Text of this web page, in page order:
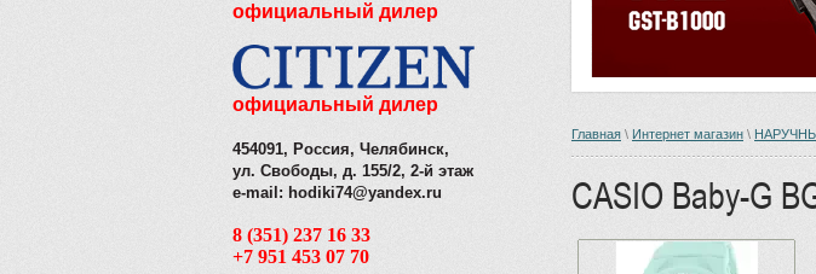
Главная \ Интернет магазин \
CASIO Baby-G
официальный дилер
официальный дилер
454091, Россия, Челябинск,
ул. Свободы, д. 155/2, 2-й этаж
e-mail: hodiki74@yandex.ru
8 (351) 237 16 33
+7 951 453 07 70